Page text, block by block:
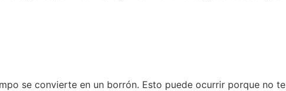
se convierte en un borrón. Esto puede ocurrir porque no te